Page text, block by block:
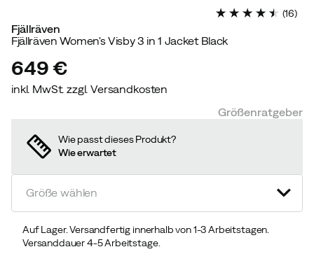
(16)
Fjällräven
Fjällräven Women's Visby 3 in 1 Jacket Black
649 €
inkl. MwSt. zzgl. Versandkosten
Größenratgeber
Wie passt dieses Produkt?
Wie erwartet
Größe wählen
Auf Lager. Versandfertig innerhalb von 1-3 Arbeitstagen.
Versanddauer 4-5 Arbeitstage.